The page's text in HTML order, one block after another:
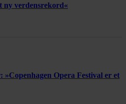
ny verdensrekord«
»Copenhagen Opera Festival er et